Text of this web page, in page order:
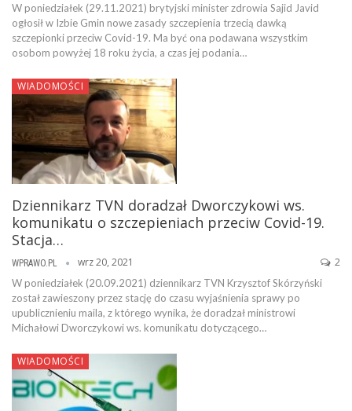
W poniedziałek (29.11.2021) brytyjski minister zdrowia Sajid Javid
ogłosił w Izbie Gmin nowe zasady szczepienia trzecią dawką
szczepionki przeciw Covid-19. Ma być ona podawana wszystkim
osobom powyżej 18 roku życia, a czas jej podania…
WIADOMOŚCI
Dziennikarz TVN doradzał Dworczykowi ws.
komunikatu o szczepieniach przeciw Covid-19.
Stacja…
WPRAWO.PL wrz 20, 2021 2
W poniedziałek (20.09.2021) dziennikarz TVN Krzysztof Skórzyński
został zawieszony przez stację do czasu wyjaśnienia sprawy po
upublicznieniu maila, z którego wynika, że doradzał ministrowi
Michałowi Dworczykowi ws. komunikatu dotyczącego…
WIADOMOŚCI